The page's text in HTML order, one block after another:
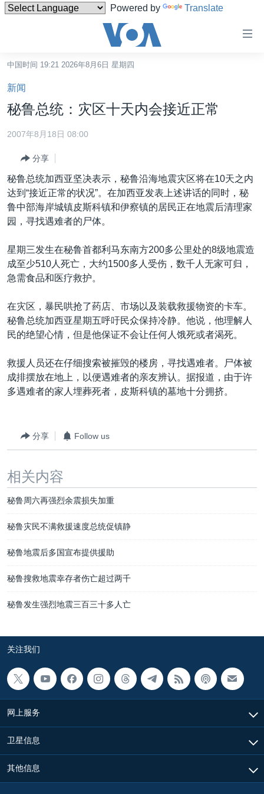
Powered by Translate
碍
链
接
跳
转
容
跳
到
航
索
港澳
国际
最新国际新闻
印太
中东
欧洲
美洲
全球议题
分类新闻
经济·金融·贸易
人权·法律·宗教
科教·文娱·体健
劳工
环境
美中关系
热点专题
白宫要闻
美中关系
美国建国250周年
美国之音专访
重要讲话与声明
南中国海争端
关注新疆
GEN Z 看美国
VOA视频
中文广播
中国时间 19:21 2026年8月6日 星期四
新闻
秘鲁总统：灾区十天内会接近正常
2007年8月18日 08:00
分享
秘鲁总统加西亚坚决表示，秘鲁沿海地震灾区将在10天之内
达到“接近正常的状况”。在加西亚发表上述讲话的同时，秘
鲁中部海岸城镇皮斯科镇和伊察镇的居民正在地震后清理家
园，寻找遇难者的尸体。
星期三发生在秘鲁首都利马东南方200多公里处的8级地震造
成至少510人死亡，大约1500多人受伤，数千人无家可归，
急需食品和医疗救护。
在灾区，暴民哄抢了药店、市场以及装载救援物资的卡车。
秘鲁总统加西亚星期五呼吁民众保持冷静。他说，他理解人
民的绝望心情，但是他保证不会让任何人饿死或者渴死。
救援人员还在仔细搜索被摧毁的楼房，寻找遇难者。尸体被
成排摆放在地上，以便遇难者的亲友辨认。据报道，由于许
多遇难者的家人埋葬死者，皮斯科镇的墓地十分拥挤。
分享 Follow us
相关内容
秘鲁周六再强烈余震损失加重
秘鲁灾民不满救援速度总统促镇静
秘鲁地震后多国宣布提供援助
秘鲁搜救地震幸存者伤亡超过两千
秘鲁发生强烈地震三百三十多人亡
关注我们
网上服务
卫星信息
其他信息